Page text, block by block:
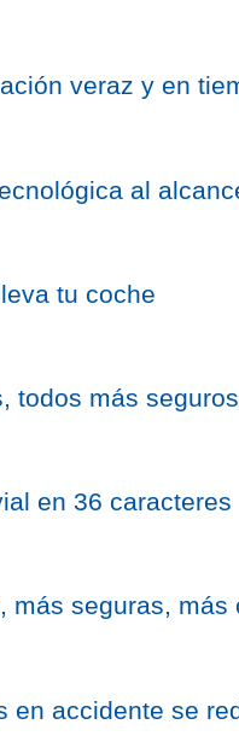
veraz y en
al
tu coche
todos más seguros
en 36 caracteres
más seguras, más
en accidente se